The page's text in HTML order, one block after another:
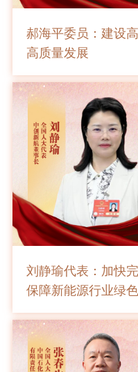
郝海平委员：建设
高质量发展
刘静瑜代表：加快
保障新能源行业绿